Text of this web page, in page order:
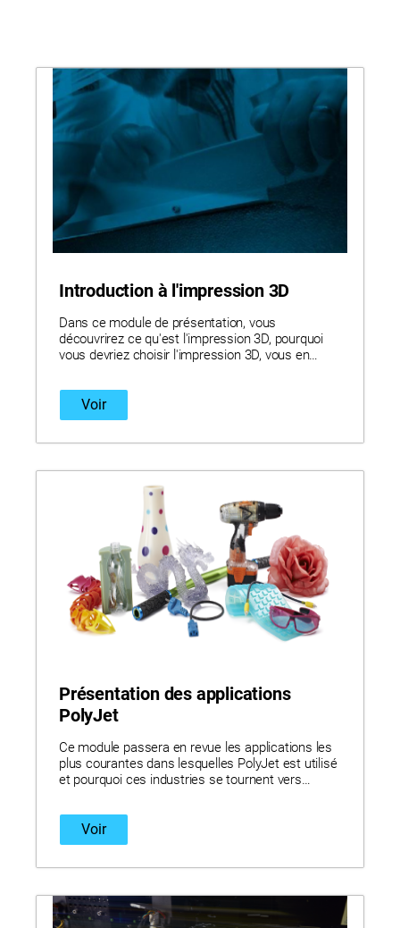
Introduction à l'impression 3D
Dans ce module de présentation, vous
découvrirez ce qu'est l'impression 3D, pourquoi
vous devriez choisir l'impression 3D, vous en
un aperçu de Stratasys et de ses solutions
uniques.
Voir
Présentation des applications
PolyJet
Ce module passera en revue les applications les
plus courantes dans lesquelles PolyJet est utilisé
et pourquoi ces industries se tournent vers
Voir